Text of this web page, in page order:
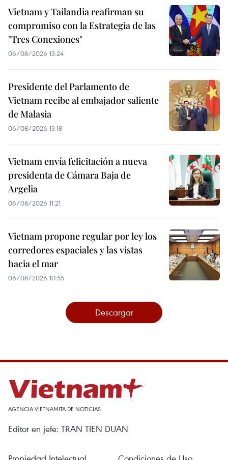
Vietnam y Tailandia reafirman su
compromiso con la Estrategia de las
"Tres Conexiones"
06/08/2026 13:24
Presidente del Parlamento de
Vietnam recibe al embajador saliente
de Malasia
06/08/2026 13:18
Vietnam envía felicitación a nueva
presidenta de Cámara Baja de
Argelia
06/08/2026 11:21
Vietnam propone regular por ley los
corredores espaciales y las vistas
hacia el mar
06/08/2026 10:55
Descargar
AGENCIA VIETNAMITA DE NOTICIAS
Editor en jefe: TRAN TIEN DUAN